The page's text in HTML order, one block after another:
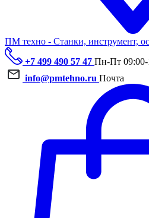
ПМ техно - Станки, инструмент,
+7 499 490 57 47 Пн-Пт
info@pmtehno.ru Почта